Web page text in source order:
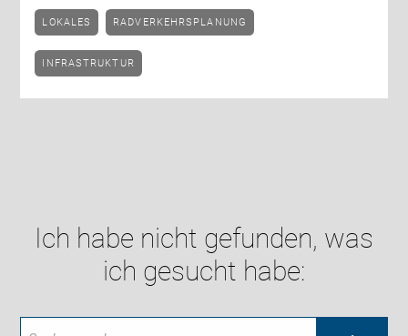
LOKALES RADVERKEHRSPLANUNG
INFRASTRUKTUR
Ich habe nicht gefunden, was
ich gesucht habe: